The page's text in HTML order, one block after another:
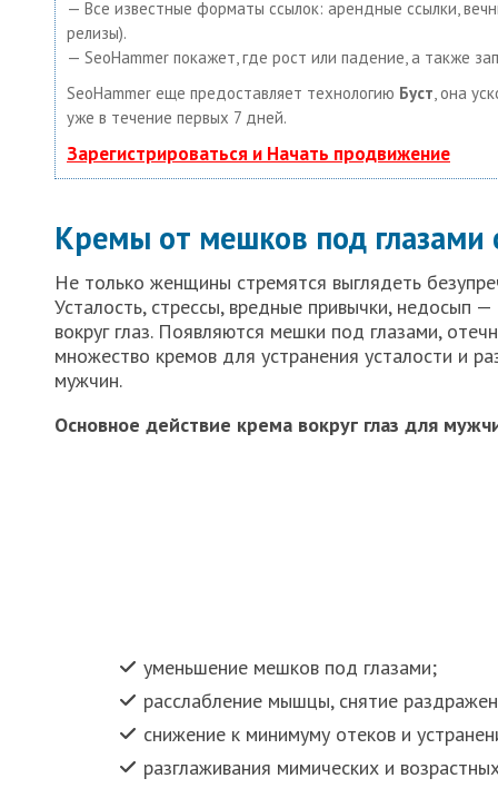
— Все известные форматы ссылок: арендные ссылки,
релизы).
— SeoHammer покажет, где рост или падение, а также
SeoHammer еще предоставляет технологию Буст , она
уже в течение первых 7 дней.
Зарегистрироваться и Начать продвижение
Кремы от мешков под глазами
Не только женщины стремятся выглядеть
Усталость, стрессы, вредные привычки, недосып
вокруг глаз. Появляются мешки под глазами,
множество кремов для устранения усталости и
мужчин.
Основное действие крема вокруг глаз для
уменьшение мешков под глазами;
расслабление мышцы, снятие
снижение к минимуму отеков и
разглаживания мимических и